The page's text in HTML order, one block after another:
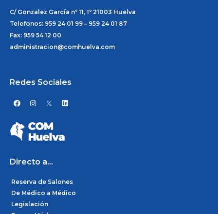
C/ Gonzalez García nº 11, 1º 21003 Huelva
Telefonos: 959 24 01 99 – 959 24 01 87
Fax: 959 54 12 00
administracion@comhuelva.com
Redes Sociales
F
a
e
b
o
o
I
n
a
g
r
L
i
i
Directo a...
Reserva de Salones
De Médico a Médico
Legislación